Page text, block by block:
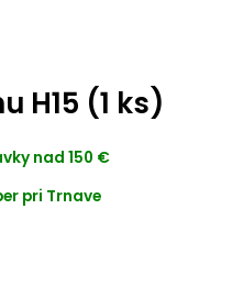
H15 (1 ks)
nad 150 €
pri Trnave